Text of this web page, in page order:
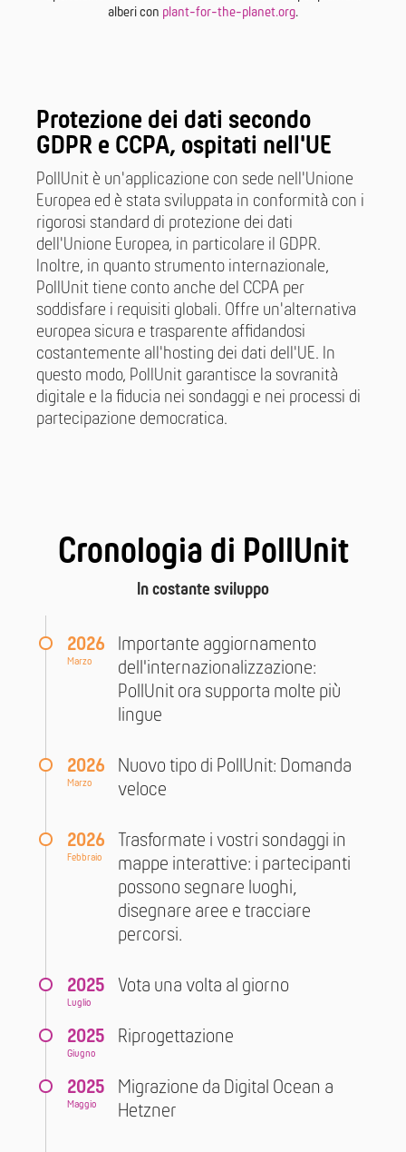
alberi con plant-for-the-planet.org.
Protezione dei dati secondo
GDPR e CCPA, ospitati nell'UE
PollUnit è un'applicazione con sede nell'Unione
Europea ed è stata sviluppata in conformità con i
rigorosi standard di protezione dei dati
dell'Unione Europea, in particolare il GDPR.
Inoltre, in quanto strumento internazionale,
PollUnit tiene conto anche del CCPA per
soddisfare i requisiti globali. Offre un'alternativa
europea sicura e trasparente affidandosi
costantemente all'hosting dei dati dell'UE. In
questo modo, PollUnit garantisce la sovranità
digitale e la fiducia nei sondaggi e nei processi di
partecipazione democratica.
Cronologia di PollUnit
In costante sviluppo
2026
Marzo
Importante aggiornamento
dell'internazionalizzazione:
PollUnit ora supporta molte più
lingue
2026
Marzo
Nuovo tipo di PollUnit: Domanda
veloce
2026
Febbraio
Trasformate i vostri sondaggi in
mappe interattive: i partecipanti
possono segnare luoghi,
disegnare aree e tracciare
percorsi.
2025
Luglio
Vota una volta al giorno
2025
Giugno
Riprogettazione
2025
Maggio
Migrazione da Digital Ocean a
Hetzner